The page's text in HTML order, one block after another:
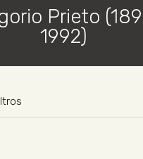
DE DIBUJO
Prieto
1992)